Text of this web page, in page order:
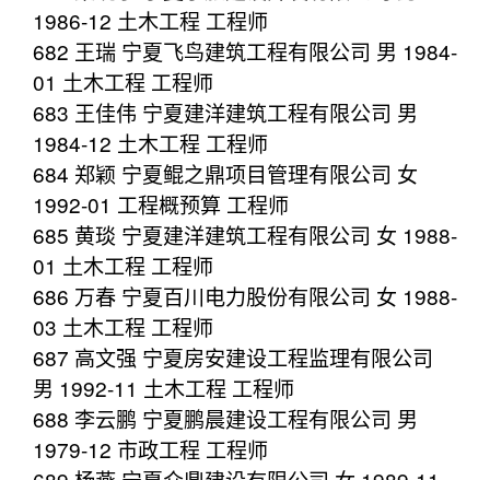
1986-12 土木工程 工程师
682 王瑞 宁夏飞鸟建筑工程有限公司 男 1984-
01 土木工程 工程师
683 王佳伟 宁夏建洋建筑工程有限公司 男
1984-12 土木工程 工程师
684 郑颖 宁夏鲲之鼎项目管理有限公司 女
1992-01 工程概预算 工程师
685 黄琰 宁夏建洋建筑工程有限公司 女 1988-
01 土木工程 工程师
686 万春 宁夏百川电力股份有限公司 女 1988-
03 土木工程 工程师
687 高文强 宁夏房安建设工程监理有限公司
男 1992-11 土木工程 工程师
688 李云鹏 宁夏鹏晨建设工程有限公司 男
1979-12 市政工程 工程师